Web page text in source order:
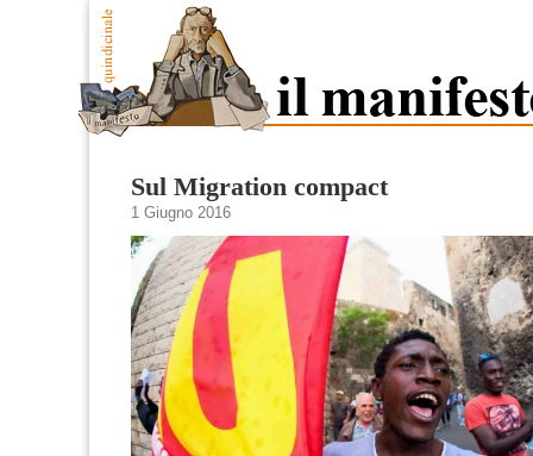
Sul Migration compact
1 Giugno 2016